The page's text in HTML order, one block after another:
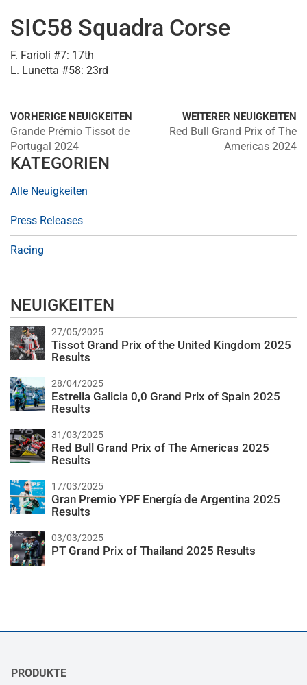
SIC58 Squadra Corse
F. Farioli #7: 17th
L. Lunetta #58: 23rd
VORHERIGE NEUIGKEITEN
Grande Prémio Tissot de
Portugal 2024
WEITERER NEUIGKEITEN
Red Bull Grand Prix of The
Americas 2024
KATEGORIEN
Alle Neuigkeiten
Press Releases
Racing
NEUIGKEITEN
27/05/2025
Tissot Grand Prix of the United Kingdom 2025
Results
28/04/2025
Estrella Galicia 0,0 Grand Prix of Spain 2025
Results
31/03/2025
Red Bull Grand Prix of The Americas 2025
Results
17/03/2025
Gran Premio YPF Energía de Argentina 2025
Results
03/03/2025
PT Grand Prix of Thailand 2025 Results
PRODUKTE